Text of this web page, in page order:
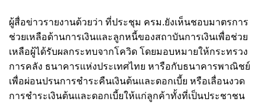
ผู้สื่อข่าวรายงานด้วยว่า ที่ประชุม ครม.ยังเห็นชอบมาตรการ
ช่วยเหลือด้านการเงินและลูกหนี้ของสถาบันการเงินเพื่อช่วย
เหลือผู้ได้รับผลกระทบจากโควิด โดยมอบหมายให้กระทรวง
การคลัง ธนาคารแห่งประเทศไทย หารือกับธนาคารพาณิชย์
เพื่อผ่อนปรนการชำระคืนเงินต้นและดอกเบี้ย หรือเลื่อนงวด
การชำระเงินต้นและดอกเบี้ยให้แก่ลูกค้าทั้งที่เป็นประชาชน